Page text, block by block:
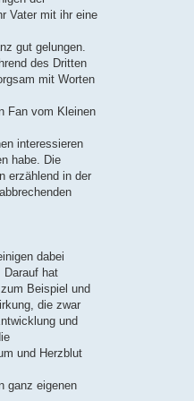
Vater mit ihr eine
gut gelungen.
des Dritten
mit Worten
Fan vom Kleinen
interessieren
habe. Die
erzählend in der
dabei
Darauf hat
Beispiel und
die zwar
und
und Herzblut
ganz eigenen